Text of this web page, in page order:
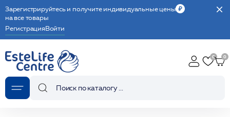
Зарегистрируйтесь и получите индивидуальные цены
на все товары
РегистрацияВойти